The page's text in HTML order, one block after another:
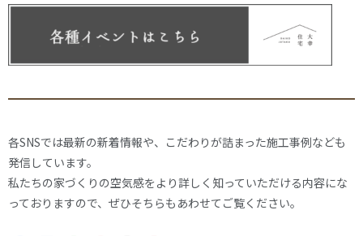
各SNSでは最新の新着情報や、こだわりが詰まった施工事例なども
発信しています。
私たちの家づくりの空気感をより詳しく知っていただける内容にな
っておりますので、ぜひそちらもあわせてご覧ください。